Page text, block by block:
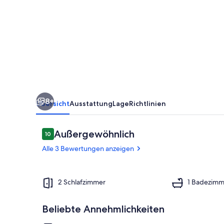
Schwindt -
8+
ÜbersichtAusstattungLageRichtlinien
Bewertungen
1010 von 10.
Außergewöhnlich
Alle 3 Bewertungen anzeigen
2 Schlafzimmer 1
Beliebte Annehmlichkeiten